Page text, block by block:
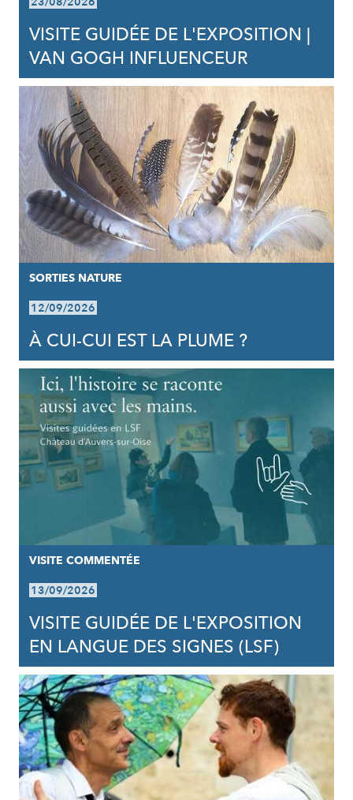
VISITE GUIDÉE DE L'EXPOSITION |
VAN GOGH INFLUENCEUR
SORTIES NATURE
12/09/2026
À CUI-CUI EST LA PLUME ?
VISITE COMMENTÉE
13/09/2026
VISITE GUIDÉE DE L'EXPOSITION
EN LANGUE DES SIGNES (LSF)